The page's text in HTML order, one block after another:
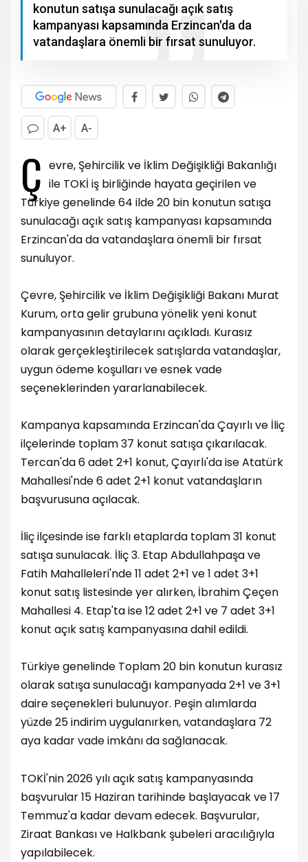
konutun satışa sunulacağı açık satış
kampanyası kapsamında Erzincan'da da
vatandaşlara önemli bir fırsat sunuluyor.
A+ A-
Ç evre, Şehircilik ve İklim Değişikliği Bakanlığı
ile TOKİ iş birliğinde hayata geçirilen ve
Türkiye genelinde 64 ilde 20 bin konutun satışa
sunulacağı açık satış kampanyası kapsamında
Erzincan'da da vatandaşlara önemli bir fırsat
sunuluyor.
Çevre, Şehircilik ve İklim Değişikliği Bakanı Murat
Kurum, orta gelir grubuna yönelik yeni konut
kampanyasının detaylarını açıkladı. Kurasız
olarak gerçekleştirilecek satışlarda vatandaşlar,
uygun ödeme koşulları ve esnek vade
seçeneklerinden yararlanabilecek.
Kampanya kapsamında Erzincan'da Çayırlı ve İliç
ilçelerinde toplam 37 konut satışa çıkarılacak.
Tercan'da 6 adet 2+1 konut, Çayırlı'da ise Atatürk
Mahallesi'nde 6 adet 2+1 konut vatandaşların
başvurusuna açılacak.
İliç ilçesinde ise farklı etaplarda toplam 31 konut
satışa sunulacak. İliç 3. Etap Abdullahpaşa ve
Fatih Mahalleleri'nde 11 adet 2+1 ve 1 adet 3+1
konut satış listesinde yer alırken, İbrahim Çeçen
Mahallesi 4. Etap'ta ise 12 adet 2+1 ve 7 adet 3+1
konut açık satış kampanyasına dahil edildi.
Türkiye genelinde Toplam 20 bin konutun kurasız
olarak satışa sunulacağı kampanyada 2+1 ve 3+1
daire seçenekleri bulunuyor. Peşin alımlarda
yüzde 25 indirim uygulanırken, vatandaşlara 72
aya kadar vade imkânı da sağlanacak.
TOKİ'nin 2026 yılı açık satış kampanyasında
başvurular 15 Haziran tarihinde başlayacak ve 17
Temmuz'a kadar devam edecek. Başvurular,
Ziraat Bankası ve Halkbank şubeleri aracılığıyla
yapılabilecek.